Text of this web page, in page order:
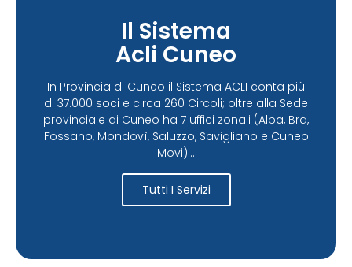
Il Sistema
Acli Cuneo
In Provincia di Cuneo il Sistema ACLI conta più
di 37.000 soci e circa 260 Circoli; oltre alla Sede
provinciale di Cuneo ha 7 uffici zonali (Alba, Bra,
Fossano, Mondovì, Saluzzo, Savigliano e Cuneo
Movi)...
Tutti I Servizi